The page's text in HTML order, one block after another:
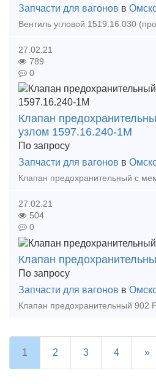
Запчасти для вагонов в
27.02.21
789
0
Клапан
узлом 1597.16.240-1М
По запросу
Запчасти для вагонов в
27.02.21
504
0
Клапан
По запросу
Запчасти для вагонов в
1 2 3 4 »